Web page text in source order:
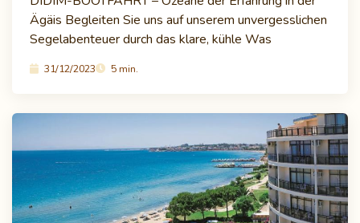
Ägäis Begleiten Sie uns auf unserem unvergesslichen
Segelabenteuer durch das klare, kühle Was
31/12/2023 5 min.